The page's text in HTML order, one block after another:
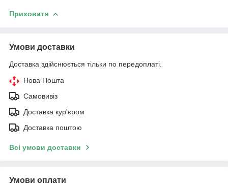
Приховати
Умови доставки
Доставка здійснюється тільки по передоплаті.
Нова Пошта
Самовивіз
Доставка кур'єром
Доставка поштою
Всі умови доставки
Умови оплати